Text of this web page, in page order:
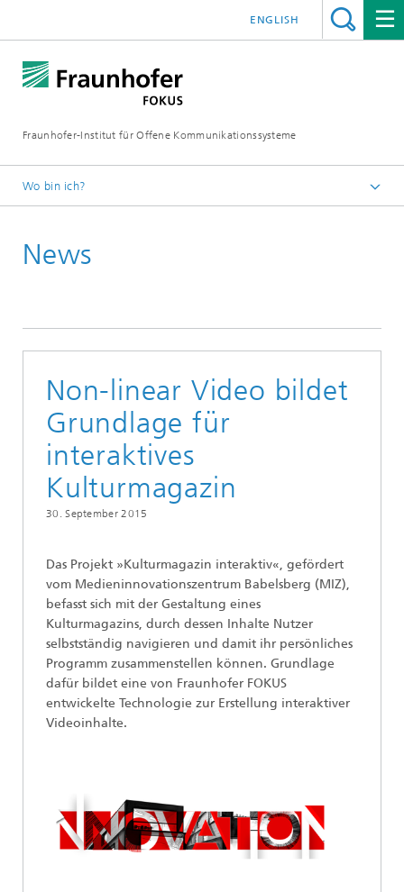
Fraunhofer-Institut für Offene Kommunikationssysteme
ENGLISH
Wo bin ich?
News
Non-linear Video bildet
Grundlage für
interaktives
Kulturmagazin
30. September 2015
Das Projekt »Kulturmagazin interaktiv«, gefördert
vom Medieninnovationszentrum Babelsberg (MIZ),
befasst sich mit der Gestaltung eines
Kulturmagazins, durch dessen Inhalte Nutzer
selbstständig navigieren und damit ihr persönliches
Programm zusammenstellen können. Grundlage
dafür bildet eine von Fraunhofer FOKUS
entwickelte Technologie zur Erstellung interaktiver
Videoinhalte.